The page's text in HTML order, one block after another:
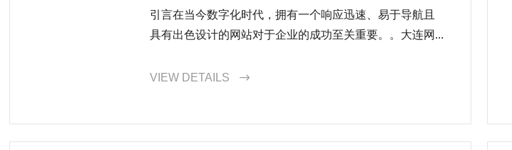
引言在当今数字化时代，拥有一个响应迅速、易于导航且
具有出色设计的网站对于企业的成功至关重要。。大连网...
VIEW DETAILS 